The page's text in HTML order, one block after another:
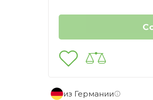
из Германии